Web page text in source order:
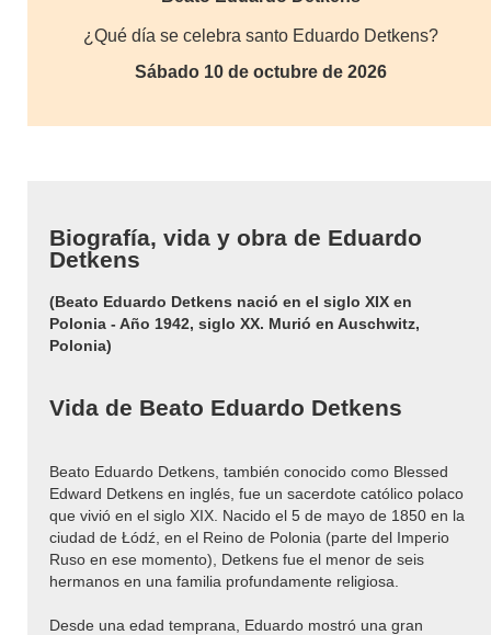
¿Qué día se celebra santo Eduardo Detkens?
Sábado 10 de octubre de 2026
Biografía, vida y obra de Eduardo
Detkens
(Beato Eduardo Detkens nació en el siglo XIX en
Polonia - Año 1942, siglo XX. Murió en Auschwitz,
Polonia)
Vida de Beato Eduardo Detkens
Beato Eduardo Detkens, también conocido como Blessed
Edward Detkens en inglés, fue un sacerdote católico polaco
que vivió en el siglo XIX. Nacido el 5 de mayo de 1850 en la
ciudad de Łódź, en el Reino de Polonia (parte del Imperio
Ruso en ese momento), Detkens fue el menor de seis
hermanos en una familia profundamente religiosa.
Desde una edad temprana, Eduardo mostró una gran